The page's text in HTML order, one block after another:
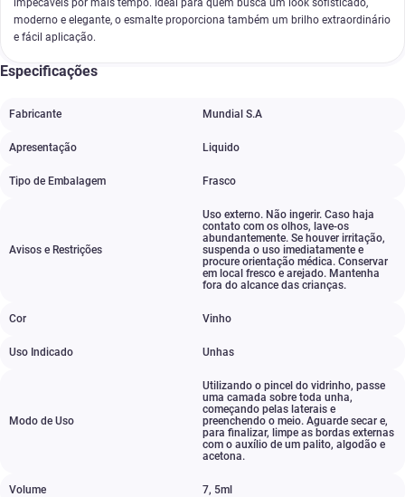
impecáveis por mais tempo. Ideal para quem busca um look sofisticado,
moderno e elegante, o esmalte proporciona também um brilho extraordinário
e fácil aplicação.
Especificações
Fabricante Mundial S.A
Apresentação Liquido
Tipo de Embalagem Frasco
Avisos e Restrições
Uso externo. Não ingerir. Caso haja
contato com os olhos, lave-os
abundantemente. Se houver irritação,
suspenda o uso imediatamente e
procure orientação médica. Conservar
em local fresco e arejado. Mantenha
fora do alcance das crianças.
Cor Vinho
Uso Indicado Unhas
Modo de Uso
Utilizando o pincel do vidrinho, passe
uma camada sobre toda unha,
começando pelas laterais e
preenchendo o meio. Aguarde secar e,
para finalizar, limpe as bordas externas
com o auxílio de um palito, algodão e
acetona.
Volume 7, 5ml